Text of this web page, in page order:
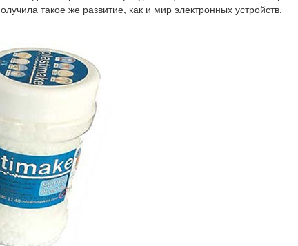
такое же развитие, как и мир электронных устройств.